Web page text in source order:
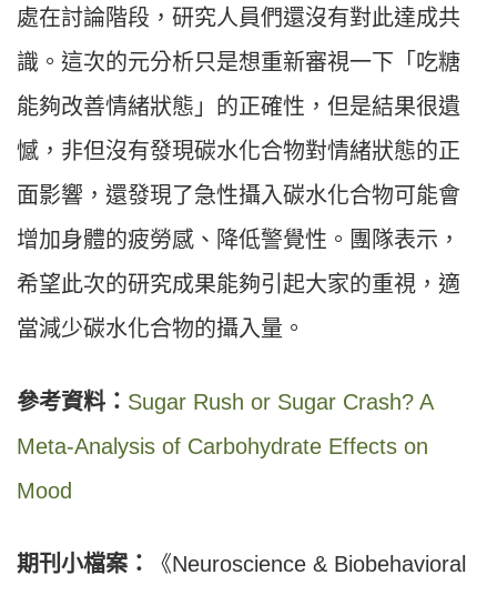
處在討論階段，研究人員們還沒有對此達成共
識。這次的元分析只是想重新審視一下「吃糖
能夠改善情緒狀態」的正確性，但是結果很遺
憾，非但沒有發現碳水化合物對情緒狀態的正
面影響，還發現了急性攝入碳水化合物可能會
增加身體的疲勞感、降低警覺性。團隊表示，
希望此次的研究成果能夠引起大家的重視，適
當減少碳水化合物的攝入量。
參考資料： Sugar Rush or Sugar Crash? A
Meta-Analysis of Carbohydrate Effects on
Mood
期刊小檔案：
《Neuroscience & Biobehavioral